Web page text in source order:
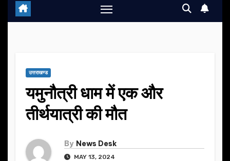
उत्तराखण्ड
यमुनौत्री धाम में एक और
तीर्थयात्री की मौत
By News Desk
MAY 13, 2024